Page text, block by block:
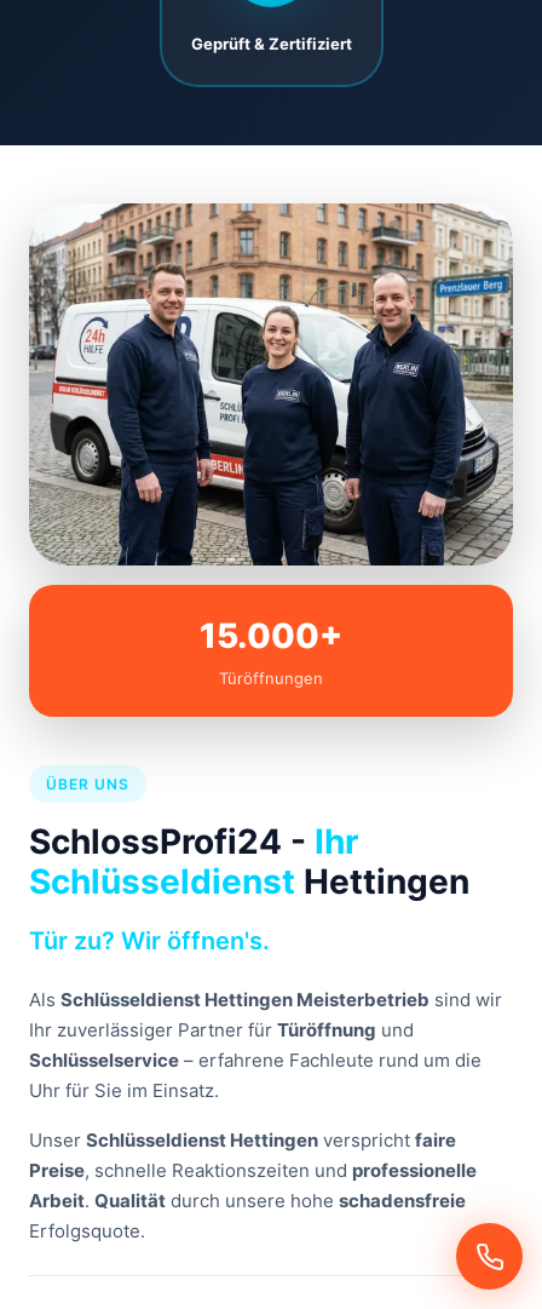
Geprüft & Zertifiziert
15.000+
Türöffnungen
ÜBER UNS
SchlossProfi24 - Ihr
Schlüsseldienst Hettingen
Tür zu? Wir öffnen's.
Als Schlüsseldienst Hettingen Meisterbetrieb sind wir
Ihr zuverlässiger Partner für Türöffnung und
Schlüsselservice – erfahrene Fachleute rund um die
Uhr für Sie im Einsatz.
Unser Schlüsseldienst Hettingen verspricht faire
Preise, schnelle Reaktionszeiten und professionelle
Arbeit. Qualität durch unsere hohe schadensfreie
Erfolgsquote.